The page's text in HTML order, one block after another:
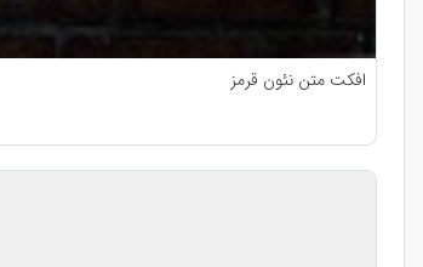
افکت متن نئون قرمز